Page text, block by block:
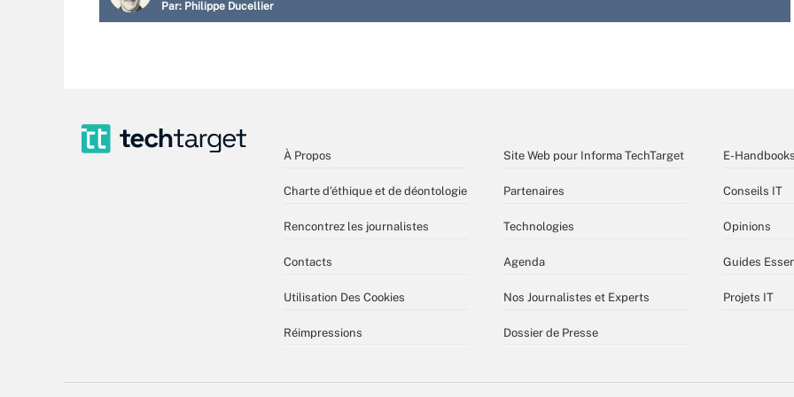
Par: Philippe Ducellier
À Propos
Charte d’éthique et de déontologie
Rencontrez les journalistes
Contacts
Utilisation Des Cookies
Réimpressions
Site Web pour Informa TechTarget
Partenaires
Technologies
Agenda
Nos Journalistes et Experts
Dossier de Presse
E-Handbooks
Conseils IT
Opinions
Guides
Projets IT